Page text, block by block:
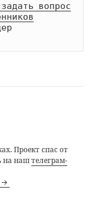
вопрос
Проект спас от
на наштелеграм-